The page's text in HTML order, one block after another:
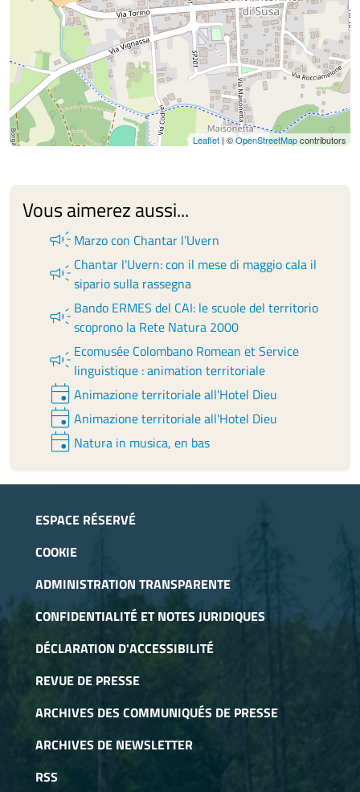
Leaflet| ©OpenStreetMapcontributors
Vous aimerez aussi...
campaign Marzo con Chantar l’Uvern
campaign Chantar l'Uvern: con il mese di maggio cala il
sipario sulla rassegna
campaign Bando ERMES del CAI: le scuole del territorio
scoprono la Rete Natura 2000
campaign Ecomusée Colombano Romean et Service
linguistique : animation territoriale
event Animazione territoriale all'Hotel Dieu
event Animazione territoriale all'Hotel Dieu
event Natura in musica, en bas
ESPACE RÉSERVÉ
COOKIE
ADMINISTRATION TRANSPARENTE
CONFIDENTIALITÉ ET NOTES JURIDIQUES
DÉCLARATION D'ACCESSIBILITÉ
REVUE DE PRESSE
ARCHIVES DES COMMUNIQUÉS DE PRESSE
ARCHIVES DE NEWSLETTER
RSS